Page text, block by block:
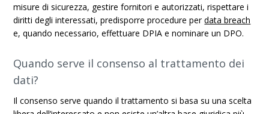
misure di sicurezza, gestire fornitori e autorizzati, rispettare i
diritti degli interessati, predisporre procedure perdata breach
e, quando necessario, effettuare DPIA e nominare un DPO.
Quando serve il consenso al trattamento dei
dati?
Il consenso serve quando il trattamento si basa su una scelta